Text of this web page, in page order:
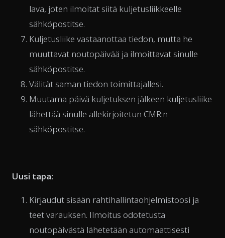
lava, joten ilmoitat siitä kuljetusliikkeelle
sähköpostitse.
Kuljetusliike vastaanottaa tiedon, mutta he
muuttavat noutopäivää ja ilmoittavat sinulle
sähköpostitse.
Välität saman tiedon toimittajallesi.
Muutama päivä kuljetuksen jälkeen kuljetusliike
lähettää sinulle allekirjoitetun CMR:n
sähköpostitse.
Uusi tapa:
Kirjaudut sisään rahtihallintaohjelmistoosi ja
teet varauksen. Ilmoitus odotetusta
noutopäivästä lähetetään automaattisesti